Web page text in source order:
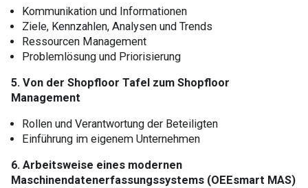
Kommunikation und Informationen
Ziele, Kennzahlen, Analysen und Trends
Ressourcen Management
Problemlösung und Priorisierung
5. Von der Shopfloor Tafel zum Shopfloor
Management
Rollen und Verantwortung der Beteiligten
Einführung im eigenem Unternehmen
6. Arbeitsweise eines modernen
Maschinendatenerfassungssystems (OEEsmart MAS)